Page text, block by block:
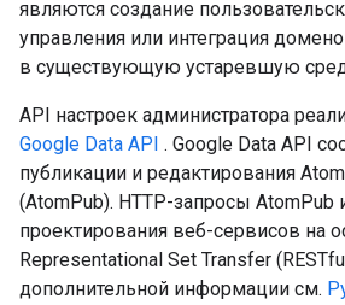
являются создание
управления или интеграция
в существующую устаревшую
API настроек администратора
Google Data API . Google Data API
публикации и редактирования
(AtomPub). HTTP-запросы AtomPub
проектирования веб-сервисов на
Representational Set Transfer
дополнительной информации см.